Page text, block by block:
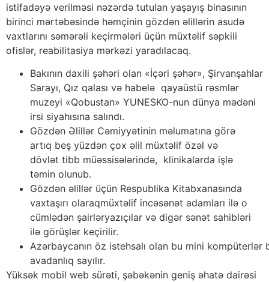
istifadəyə verilməsi nəzərdə tutulan yaşayış binasının
birinci mərtəbəsində həmçinin gözdən əlillərin asudə
vaxtlarını səmərəli keçirmələri üçün müxtəlif səpkili
ofislər, reabilitasiya mərkəzi yaradılacaq.
Bakının daxili şəhəri olan «İçəri şəhər», Şirvanşahlar
Sarayı, Qız qalası və habelə qayaüstü rəsmlər
muzeyi «Qobustan» YUNESKO-nun dünya mədəni
irsi siyahısına salındı.
Gözdən Əlillər Cəmiyyətinin məlumatına görə
artıq beş yüzdən çox əlil müxtəlif özəl və
dövlət tibb müəssisələrində, klinikalarda işlə
təmin olunub.
Gözdən əlillər üçün Respublika Kitabxanasında
vaxtaşırı olaraqmüxtəlif incəsənət adamları ilə o
cümlədən şairləryazıçılar və digər sənət sahibləri
ilə görüşlər keçirilir.
Azərbaycanın öz istehsalı olan bu mini
avadanlıq sayılır.
Yüksək mobil web sürəti, şəbəkənin geniş əhatə dairəsi